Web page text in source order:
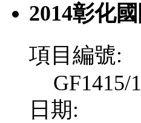
2014彰化
項目編號:
GF1415/
日期: